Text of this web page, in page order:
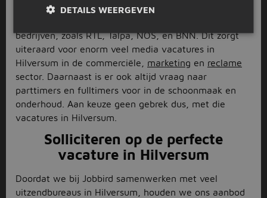
radio- en televisieomroepen als in deze stad. Je vindt
bedrijven, zoals RTL, Talpa, NOS, en BNN. Dit zorgt
uiteraard voor enorm veel media vacatures in
Hilversum in de commerciële, marketing en reclame
sector. Daarnaast is er ook altijd vraag naar
parttimers en fulltimers voor in de schoonmaak en
onderhoud. Aan keuze geen gebrek dus, met die
vacatures in Hilversum.
Solliciteren op de perfecte
vacature in Hilversum
Doordat we bij Jobbird samenwerken met veel
uitzendbureaus in Hilversum, houden we ons aanbod
DETAILS WEERGEVEN